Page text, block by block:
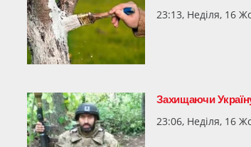
23:13, Неділя, 16
Захищаючи
23:06, Неділя, 16